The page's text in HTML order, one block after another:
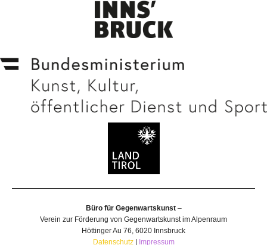
Büro für Gegenwartskunst–
Verein zur Förderung von Gegenwartskunst im Alpenraum
Höttinger Au 76, 6020 Innsbruck
Datenschutz| Impressum